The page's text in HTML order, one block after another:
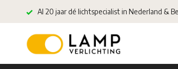
Al 20 jaar dé lichtspecialist in Nederland &